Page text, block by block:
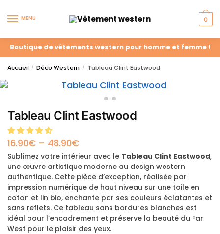
MENU 0
Boutique de vêtements western pour homme et femme !
Accueil / Déco Western / Tableau Clint Eastwood
Tableau Clint Eastwood
16.90€ – 48.90€
Sublimez votre intérieur avec le Tableau Clint Eastwood,
une œuvre artistique moderne au design western
authentique. Cette pièce d’exception, réalisée par
impression numérique de haut niveau sur une toile en
coton et lin bio, enchante par ses couleurs éclatantes et
sans reflets. Ce tableau sans bordures blanches est
idéal pour l’encadrement et préserve la beauté du Far
West pour le plaisir des yeux.